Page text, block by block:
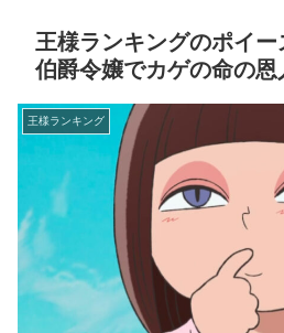
王様ランキングのポイ
伯爵令嬢でカゲの命の恩
王様ランキング